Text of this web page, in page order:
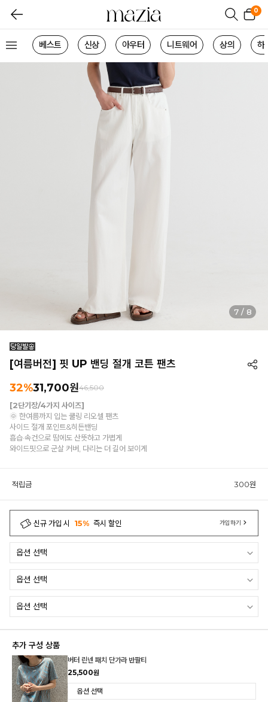
0
베스트 신상 아우터 니트웨어 상의 하
8 / 8
[여름버전] 핏 UP 밴딩 절개 코튼 팬츠
32%31,700원46,500
[2단기장/4가지 사이즈]
🌞 한여름까지 입는 쿨링 리오셀 팬츠
사이드 절개 포인트&히든밴딩
흡습·속건으로 땀에도 산뜻하고 가볍게
와이드핏으로 군살 커버, 다리는 더 길어 보이게
적립금 300원
신규 가입 시 15% 즉시 할인 가입하기
추가 구성 상품
버터 린넨 패치 단가라 반팔티
25,500원